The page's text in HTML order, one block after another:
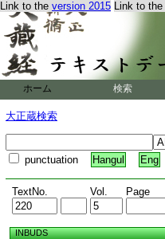
Link to the version 2015 Link to the
ホーム 検索
大正蔵検索
punctuation Hangul Eng
TextNo. Vol. Page
INBUDS